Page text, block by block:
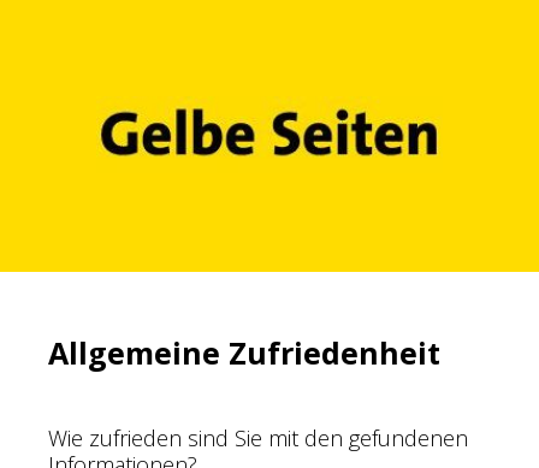
Allgemeine Zufriedenheit
Wie zufrieden sind Sie mit den gefundenen